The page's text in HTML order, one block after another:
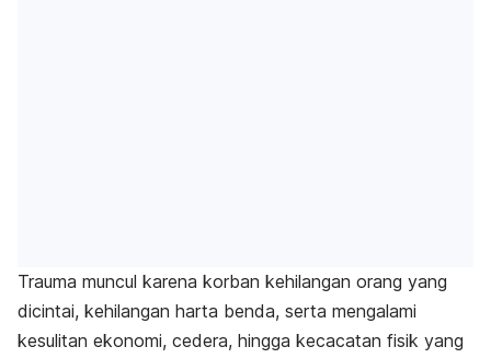
Trauma muncul karena korban kehilangan orang yang
dicintai, kehilangan harta benda, serta mengalami
kesulitan ekonomi, cedera, hingga kecacatan fisik yang